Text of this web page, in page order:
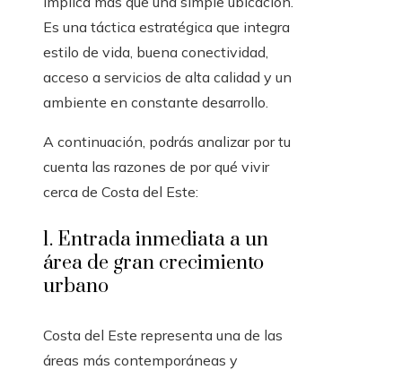
Es una táctica estratégica que integra
estilo de vida, buena conectividad,
acceso a servicios de alta calidad y un
ambiente en constante desarrollo.
A continuación, podrás analizar por tu
cuenta las razones de por qué vivir
cerca de Costa del Este:
1. Entrada inmediata a un
área de gran crecimiento
urbano
Costa del Este representa una de las
áreas más contemporáneas y